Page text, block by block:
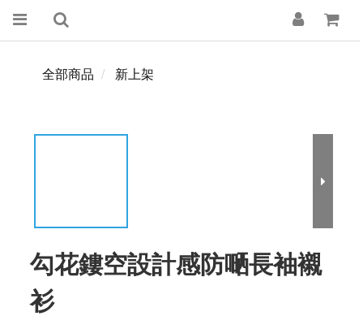
全部商品 新上架
勾花鏤空設計感防嗮長袖襯
衫